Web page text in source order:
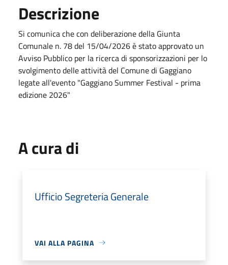
Descrizione
Si comunica che con deliberazione della Giunta
Comunale n. 78 del 15/04/2026 è stato approvato un
Avviso Pubblico per la ricerca di sponsorizzazioni per lo
svolgimento delle attività del Comune di Gaggiano
legate all'evento "Gaggiano Summer Festival - prima
edizione 2026"
A cura di
Ufficio Segreteria Generale
VAI ALLA PAGINA